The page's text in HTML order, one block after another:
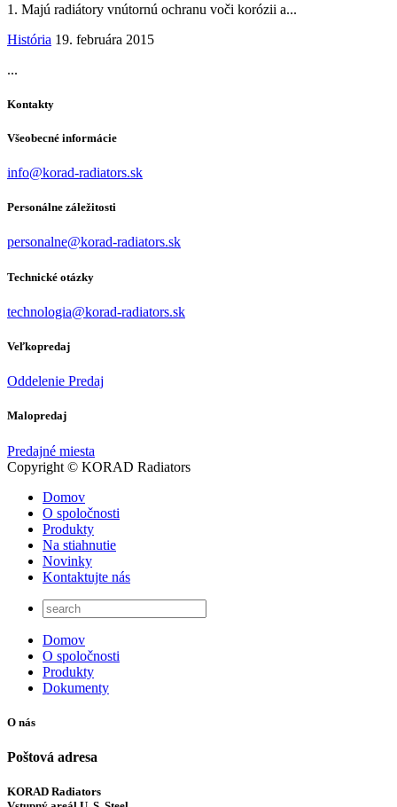
1. Majú radiátory vnútornú ochranu voči korózii a...
História 19. februára 2015
...
Kontakty
Všeobecné informácie
info@korad-radiators.sk
Personálne záležitosti
personalne@korad-radiators.sk
Technické otázky
technologia@korad-radiators.sk
Veľkopredaj
Oddelenie Predaj
Malopredaj
Predajné miesta
Copyright © KORAD Radiators
Domov
O spoločnosti
Produkty
Na stiahnutie
Novinky
Kontaktujte nás
Domov
O spoločnosti
Produkty
Dokumenty
O nás
Poštová adresa
KORAD Radiators